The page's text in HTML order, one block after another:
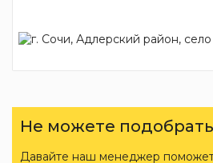
Не можете
Давайте наш менеджер